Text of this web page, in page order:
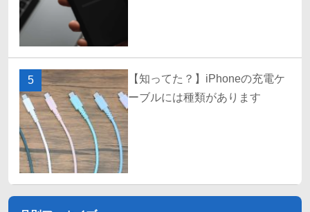
5
【知ってた？】iPhoneの充電ケ
ーブルには種類があります